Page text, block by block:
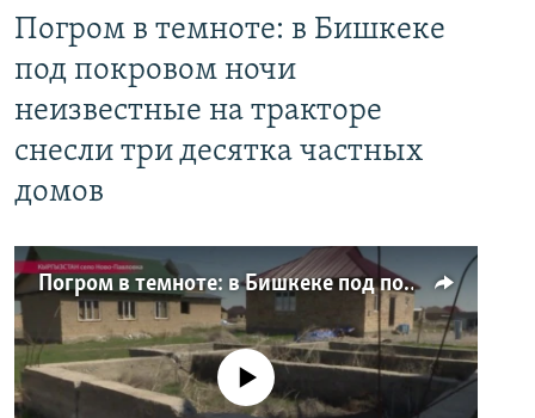
Погром в темноте: в Бишкеке
под покровом ночи
неизвестные на тракторе
снесли три десятка частных
домов
Погром в темноте: в Бишкеке под покровом ночи неизвестные на тракторе снесли три десятка частных домов
No media source currently available